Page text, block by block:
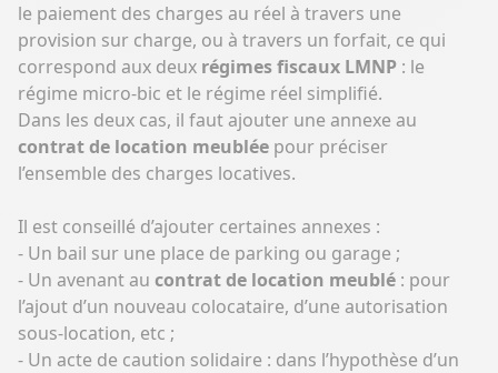
le paiement des charges au réel à travers une
provision sur charge, ou à travers un forfait, ce qui
correspond aux deux régimes fiscaux LMNP : le
régime micro-bic et le régime réel simplifié.
Dans les deux cas, il faut ajouter une annexe au
contrat de location meublée pour préciser
l’ensemble des charges locatives.
Il est conseillé d’ajouter certaines annexes :
- Un bail sur une place de parking ou garage ;
- Un avenant au contrat de location meublé : pour
l’ajout d’un nouveau colocataire, d’une autorisation
sous-location, etc ;
- Un acte de caution solidaire : dans l’hypothèse d’un